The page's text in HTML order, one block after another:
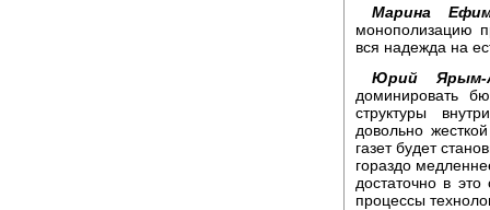
Марина
монополизацию
вся надежда на
Юрий Ярым-
доминировать
структуры
довольно
газет будет
гораздо
достаточно в
процессы